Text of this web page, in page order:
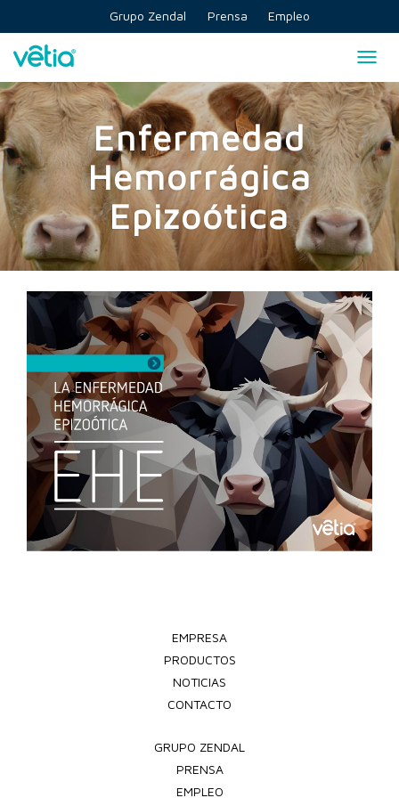
content
Grupo Zendal Prensa Empleo
Enfermedad
Hemorrágica
Epizoótica
EMPRESA
PRODUCTOS
NOTICIAS
CONTACTO
GRUPO ZENDAL
PRENSA
EMPLEO